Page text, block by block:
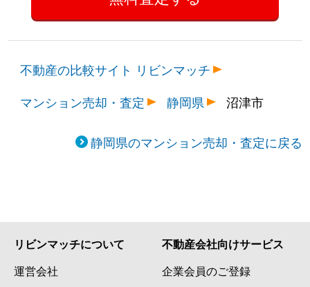
不動産の比較サイト リビンマッチ
マンション売却・査定
静岡県 沼津市
静岡県のマンション売却・査定に戻る
リビンマッチについて
運営会社
不動産会社向けサービス
企業会員のご登録